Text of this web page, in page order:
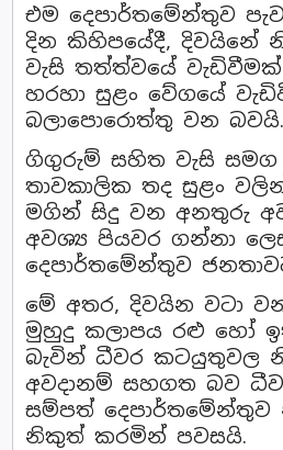
එම දෙපාර්තමේන්තුව
දින කිහිපයේදී, දිවයිනේ
වැසි තත්ත්වයේ
හරහා සුළං වේගයේ
බලාපොරොත්තු වන බවයි.
ගිගුරුම් සහිත වැසි
තාවකාලික තද සුළං
මගින් සිදු වන අනතුරු
අවශ්‍ය පියවර ගන්නා
දෙපාර්තමේන්තුව
මේ අතර, දිවයින වටා
මුහුදු කලාපය රළු හෝ
බැවින් ධීවර කටයුතුවල
අවදානම් සහගත බව
සම්පත්
නිකුත් කරමින් පවසයි.